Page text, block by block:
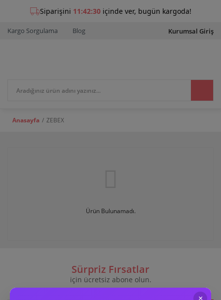
Kargo Sorgulama Blog Kurumsal Giriş
Anasayfa ZEBEX
Ürün Bulunamadı.
Sürpriz Fırsatlar
için ücretsiz abone olun.